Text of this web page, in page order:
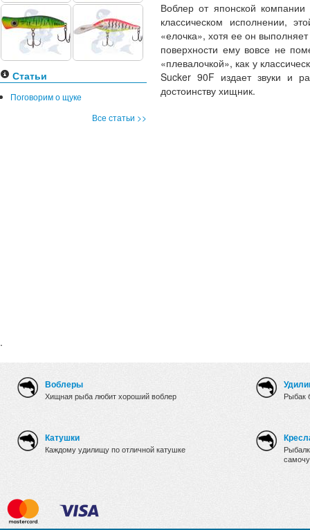
Статьи
Поговорим о щуке
Все статьи >>
.
Воблер от японской
классическом исполнении,
«елочка», хотя ее он
поверхности ему вовсе не
«плевалочкой», как у
Sucker 90F издает звуки и
достоинству хищник.
Воблеры
Хищная рыба любит хороший воблер
Катушки
Каждому удилищу по отличной катушке
Рыбак